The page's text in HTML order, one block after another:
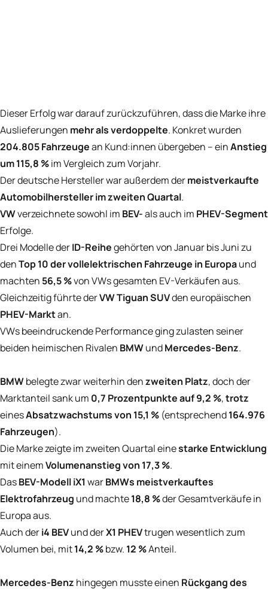
Dieser Erfolg war darauf zurückzuführen, dass die Marke ihre
Auslieferungen mehr als verdoppelte. Konkret wurden
204.805 Fahrzeugean Kund:innen übergeben – einAnstieg
um 115,8 %im Vergleich zum Vorjahr.
Der deutsche Hersteller war außerdem dermeistverkaufte
Automobilhersteller im zweiten Quartal.
VWverzeichnete sowohl im BEV-als auch im PHEV-Segment
Erfolge.
Drei Modelle derID-Reihegehörten von Januar bis Juni zu
denTop 10 der vollelektrischen Fahrzeuge in Europaund
machten 56,5 %von VWs gesamten EV-Verkäufen aus.
Gleichzeitig führte derVW Tiguan SUVden europäischen
PHEV-Marktan.
VWs beeindruckende Performance ging zulasten seiner
beiden heimischen Rivalen BMWundMercedes-Benz.
BMWbelegte zwar weiterhin denzweiten Platz, doch der
Marktanteil sank um 0,7 Prozentpunkte auf 9,2 %,trotz
einesAbsatzwachstums von 15,1 % (entsprechend164.976
Fahrzeugen).
Die Marke zeigte im zweiten Quartal einestarke Entwicklung
mit einemVolumenanstieg von 17,3 %.
DasBEV-Modell iX1 warBMWs meistverkauftes
Elektrofahrzeug und machte18,8 %der Gesamtverkäufe in
Europa aus.
Auch deri4 BEVund derX1 PHEVtrugen wesentlich zum
Volumen bei, mit14,2 %bzw. 12 %Anteil.
Mercedes-Benz hingegen musste einen Rückgang des